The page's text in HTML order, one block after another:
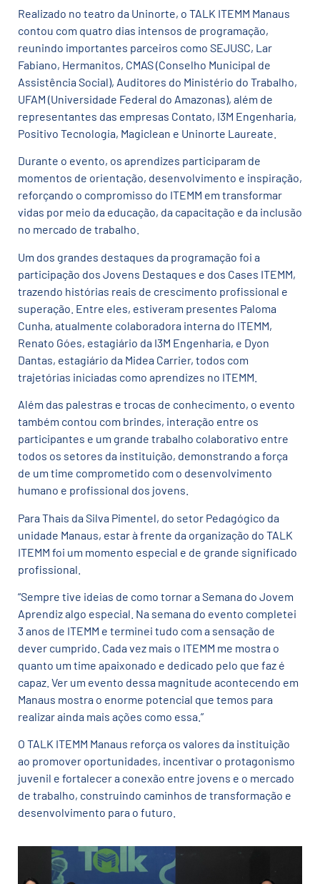
Realizado no teatro da Uninorte, o TALK ITEMM Manaus
contou com quatro dias intensos de programação,
reunindo importantes parceiros como SEJUSC, Lar
Fabiano, Hermanitos, CMAS (Conselho Municipal de
Assistência Social), Auditores do Ministério do Trabalho,
UFAM (Universidade Federal do Amazonas), além de
representantes das empresas Contato, I3M Engenharia,
Positivo Tecnologia, Magiclean e Uninorte Laureate.
Durante o evento, os aprendizes participaram de
momentos de orientação, desenvolvimento e inspiração,
reforçando o compromisso do ITEMM em transformar
vidas por meio da educação, da capacitação e da inclusão
no mercado de trabalho.
Um dos grandes destaques da programação foi a
participação dos Jovens Destaques e dos Cases ITEMM,
trazendo histórias reais de crescimento profissional e
superação. Entre eles, estiveram presentes Paloma
Cunha, atualmente colaboradora interna do ITEMM,
Renato Góes, estagiário da I3M Engenharia, e Dyon
Dantas, estagiário da Midea Carrier, todos com
trajetórias iniciadas como aprendizes no ITEMM.
Além das palestras e trocas de conhecimento, o evento
também contou com brindes, interação entre os
participantes e um grande trabalho colaborativo entre
todos os setores da instituição, demonstrando a força
de um time comprometido com o desenvolvimento
humano e profissional dos jovens.
Para Thais da Silva Pimentel, do setor Pedagógico da
unidade Manaus, estar à frente da organização do TALK
ITEMM foi um momento especial e de grande significado
profissional.
“Sempre tive ideias de como tornar a Semana do Jovem
Aprendiz algo especial. Na semana do evento completei
3 anos de ITEMM e terminei tudo com a sensação de
dever cumprido. Cada vez mais o ITEMM me mostra o
quanto um time apaixonado e dedicado pelo que faz é
capaz. Ver um evento dessa magnitude acontecendo em
Manaus mostra o enorme potencial que temos para
realizar ainda mais ações como essa.”
O TALK ITEMM Manaus reforça os valores da instituição
ao promover oportunidades, incentivar o protagonismo
juvenil e fortalecer a conexão entre jovens e o mercado
de trabalho, construindo caminhos de transformação e
desenvolvimento para o futuro.